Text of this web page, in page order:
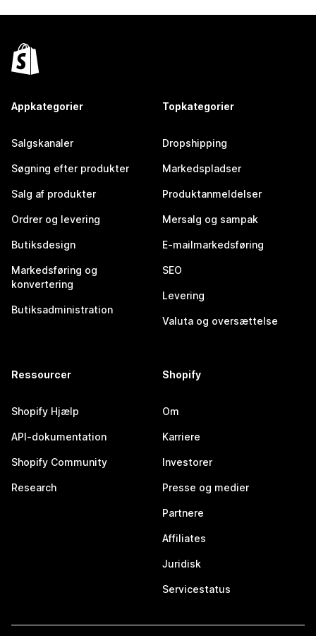
Appkategorier
Salgskanaler
Søgning efter produkter
Salg af produkter
Ordrer og levering
Butiksdesign
Markedsføring og
konvertering
Butiksadministration
Topkategorier
Dropshipping
Markedspladser
Produktanmeldelser
Mersalg og sampak
E-mailmarkedsføring
SEO
Levering
Valuta og oversættelse
Ressourcer
Shopify Hjælp
API-dokumentation
Shopify Community
Research
Shopify
Om
Karriere
Investorer
Presse og medier
Partnere
Affiliates
Juridisk
Servicestatus